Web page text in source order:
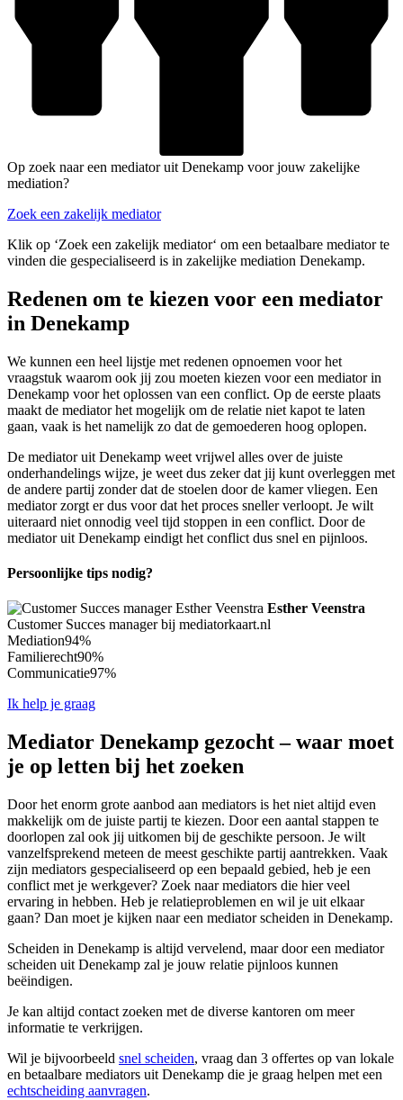
Op zoek naar een mediator uit Denekamp voor jouw zakelijke
mediation?
Zoek een zakelijk mediator
Klik op ‘Zoek een zakelijk mediator‘ om een betaalbare mediator te
vinden die gespecialiseerd is in zakelijke mediation Denekamp.
Redenen om te kiezen voor een mediator
in Denekamp
We kunnen een heel lijstje met redenen opnoemen voor het
vraagstuk waarom ook jij zou moeten kiezen voor een mediator in
Denekamp voor het oplossen van een conflict. Op de eerste plaats
maakt de mediator het mogelijk om de relatie niet kapot te laten
gaan, vaak is het namelijk zo dat de gemoederen hoog oplopen.
De mediator uit Denekamp weet vrijwel alles over de juiste
onderhandelings wijze, je weet dus zeker dat jij kunt overleggen met
de andere partij zonder dat de stoelen door de kamer vliegen. Een
mediator zorgt er dus voor dat het proces sneller verloopt. Je wilt
uiteraard niet onnodig veel tijd stoppen in een conflict. Door de
mediator uit Denekamp eindigt het conflict dus snel en pijnloos.
Persoonlijke tips nodig?
Esther Veenstra
Customer Succes manager bij mediatorkaart.nl
Mediation94%
Familierecht90%
Communicatie97%
Ik help je graag
Mediator Denekamp gezocht – waar moet
je op letten bij het zoeken
Door het enorm grote aanbod aan mediators is het niet altijd even
makkelijk om de juiste partij te kiezen. Door een aantal stappen te
doorlopen zal ook jij uitkomen bij de geschikte persoon. Je wilt
vanzelfsprekend meteen de meest geschikte partij aantrekken. Vaak
zijn mediators gespecialiseerd op een bepaald gebied, heb je een
conflict met je werkgever? Zoek naar mediators die hier veel
ervaring in hebben. Heb je relatieproblemen en wil je uit elkaar
gaan? Dan moet je kijken naar een mediator scheiden in Denekamp.
Scheiden in Denekamp is altijd vervelend, maar door een mediator
scheiden uit Denekamp zal je jouw relatie pijnloos kunnen
beëindigen.
Je kan altijd contact zoeken met de diverse kantoren om meer
informatie te verkrijgen.
Wil je bijvoorbeeld snel scheiden, vraag dan 3 offertes op van lokale
en betaalbare mediators uit Denekamp die je graag helpen met een
echtscheiding aanvragen.